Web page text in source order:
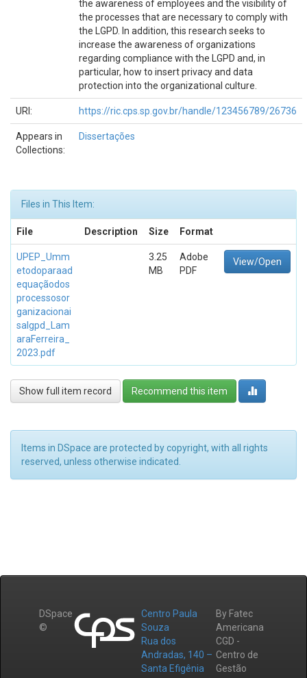
the awareness of employees and the visibility of
the processes that are necessary to comply with
the LGPD. In addition, this research seeks to
increase the awareness of organizations
regarding compliance with the LGPD and, in
particular, how to insert privacy and data
protection into the organizational culture.
URI: https://ric.cps.sp.gov.br/handle/123456789/26736
Appears in
Collections:
Dissertações
Files in This Item:
File Description Size Format
UPEP_Umm
etodoparaad
equaçãodos
processosor
ganizacionai
salgpd_Lam
araFerreira_
2023.pdf
3.25
MB
Adobe
PDF
View/Open
Show full item record Recommend this item
Items in DSpace are protected by copyright, with all rights
reserved, unless otherwise indicated.
DSpace
©
Centro Paula
Souza
Rua dos
Andradas, 140 –
Santa Efigênia
By Fatec
Americana
CGD -
Centro de
Gestão